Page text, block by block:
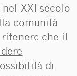
XXI secolo
comunità
che il
di